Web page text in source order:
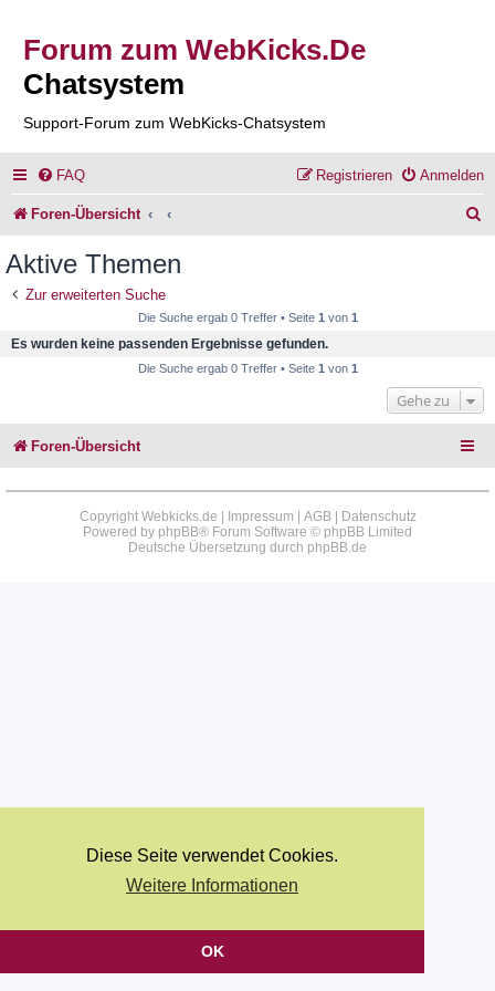
Diese Seite verwendet Cookies.
Weitere Informationen
OK
Forum zum WebKicks.De
Chatsystem
Support-Forum zum WebKicks-Chatsystem
FAQ Anmelden
Registrieren
Foren-Übersicht
Aktive Themen
Zur erweiterten Suche
Die Suche ergab 0 Treffer • Seite 1 von 1
Es wurden keine passenden Ergebnisse gefunden.
Die Suche ergab 0 Treffer • Seite 1 von 1
Gehe zu
Foren-Übersicht
Copyright Webkicks.de | Impressum AGB|
Datenschutz
Powered by phpBB® Forum Software © phpBB Limited
Deutsche Übersetzung durch phpBB.de